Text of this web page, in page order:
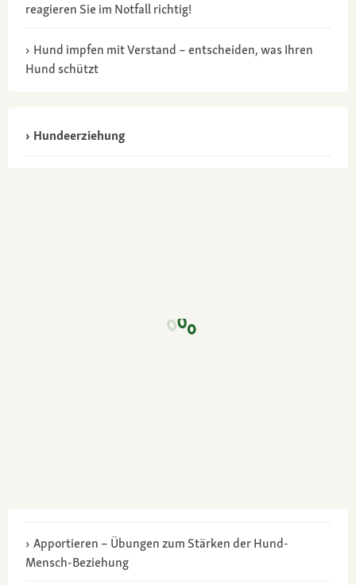
reagieren Sie im Notfall richtig!
Hund impfen mit Verstand – entscheiden, was Ihren
Hund schützt
Hundeerziehung
Apportieren – Übungen zum Stärken der Hund-
Mensch-Beziehung